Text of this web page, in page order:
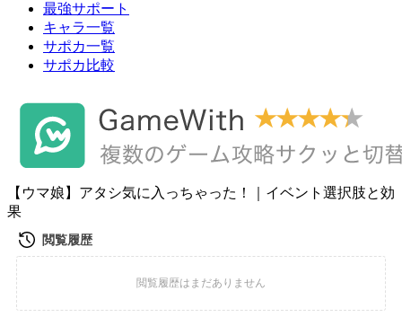
最強サポート
キャラ一覧
サポカ一覧
サポカ比較
【ウマ娘】アタシ気に入っちゃった！｜イベント選択肢と効
果